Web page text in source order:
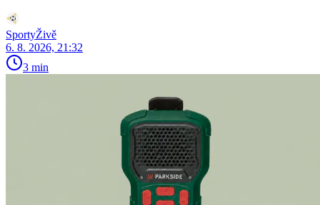
SportyŽivě
6. 8. 2026, 21:32
3 min